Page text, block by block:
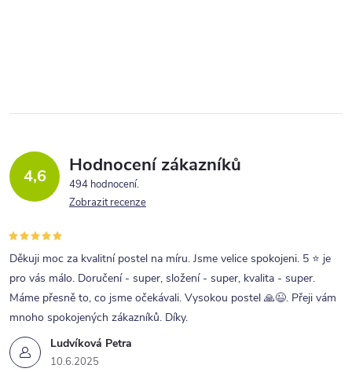
á
a
c
p
r
v
k
y
v
4,6 Hodnocení zákazníků
494 hodnocení
Zobrazit recenze
Ludvíková Petra
10.6.2025
Děkuji moc za kvalitní postel na míru. Jsme velice spokojeni. 5 ⭐ je
pro vás málo. Doručení - super, složení - super, kvalita - super.
Máme přesně to, co jsme očekávali. Vysokou postel 🙏😉. Přeji vám
mnoho spokojených zákazníků. Díky.